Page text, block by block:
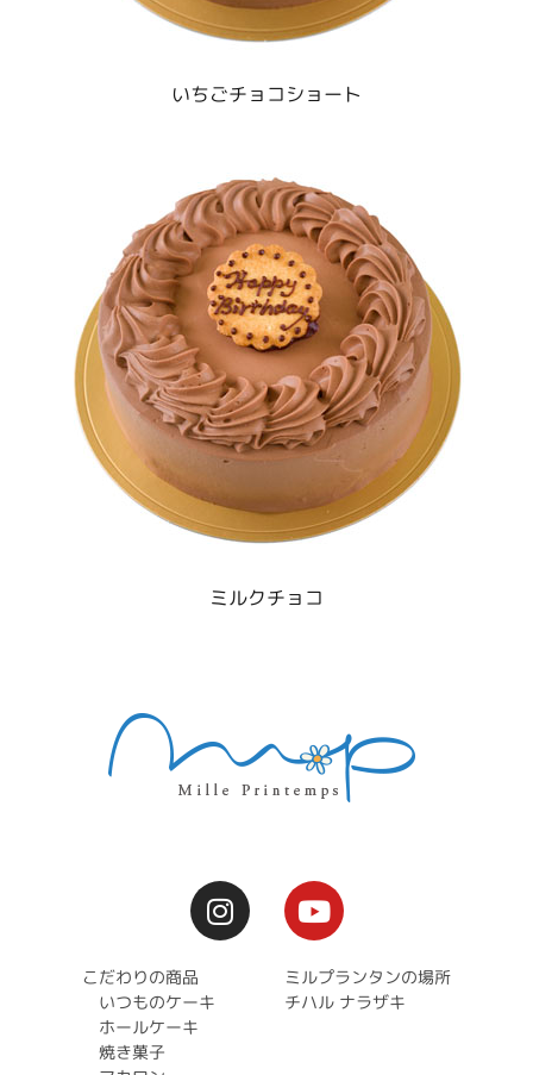
いちごチョコショート
ミルクチョコ
こだわりの商品
いつものケーキ
ホールケーキ
焼き菓子
ミルプランタンの場所
チハル ナラザキ